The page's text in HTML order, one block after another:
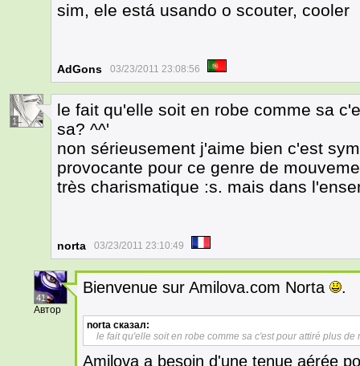
sim, ele está usando o scouter, cooler
AdGons 03/23/2011 23:08:56
1
le fait qu'elle soit en robe comme sa
sa? ^^'
non sérieusement j'aime bien c'est
provocante pour ce genre de
très charismatique :s. mais dans
norta 03/23/2011 23:10:49
41
Автор
Bienvenue sur Amilova.com Norta .
norta сказал:
le fait qu'elle soit en robe comme sa c'est pour attiré plus de
Amilova a besoin d'une tenue aérée